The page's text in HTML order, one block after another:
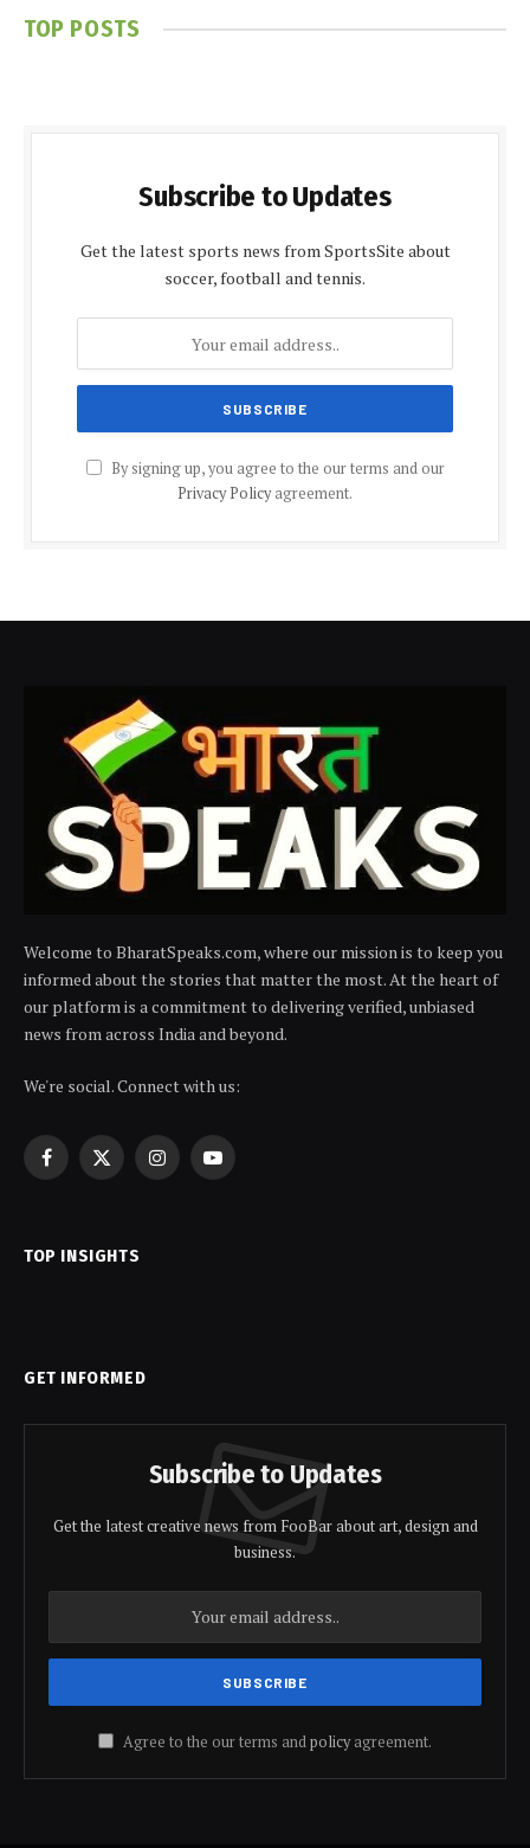
TOP POSTS
Subscribe to Updates
Get the latest sports news from SportsSite about
soccer, football and tennis.
By signing up, you agree to the our terms and our
Privacy Policyagreement.
Welcome to BharatSpeaks.com, where our mission is to keep you
informed about the stories that matter the most. At the heart of
our platform is a commitment to delivering verified, unbiased
news from across India and beyond.
We're social. Connect with us:
Facebook
X
InstagramYouTube
TOP INSIGHTS
GET INFORMED
Subscribe to Updates
Get the latest creative news from FooBar about art, design and
business.
Agree to the our terms andpolicyagreement.